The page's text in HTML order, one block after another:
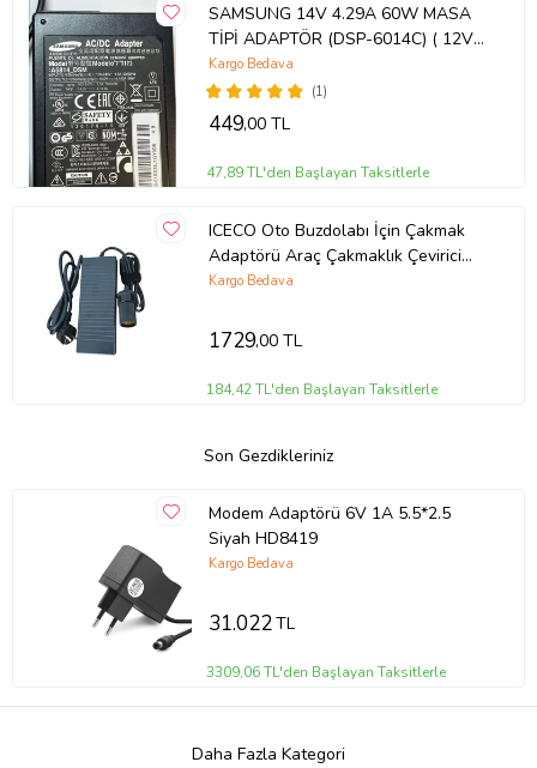
SAMSUNG 14V 4.29A 60W MASA
TİPİ ADAPTÖR (DSP-6014C) ( 12V
AKÜ ŞARJ EDİLEBİLİR) (A) (Siyah)
(1)
Kargo Bedava
449,00 TL
47,89 TL'den Başlayan Taksitlerle
ICECO Oto Buzdolabı İçin Çakmak
Adaptörü Araç Çakmaklık Çevirici
Ev,Ofis Tipi Çevirici
ürünü almayınız)
Kargo Bedava
1729,00 TL
184,42 TL'den Başlayan Taksitlerle
Son Gezdikleriniz
Modem Adaptörü 6V 1A 5.5*2.5
Siyah HD8419
Kargo Bedava
31.022TL
3309,06 TL'den Başlayan Taksitlerle
Daha Fazla Kategori